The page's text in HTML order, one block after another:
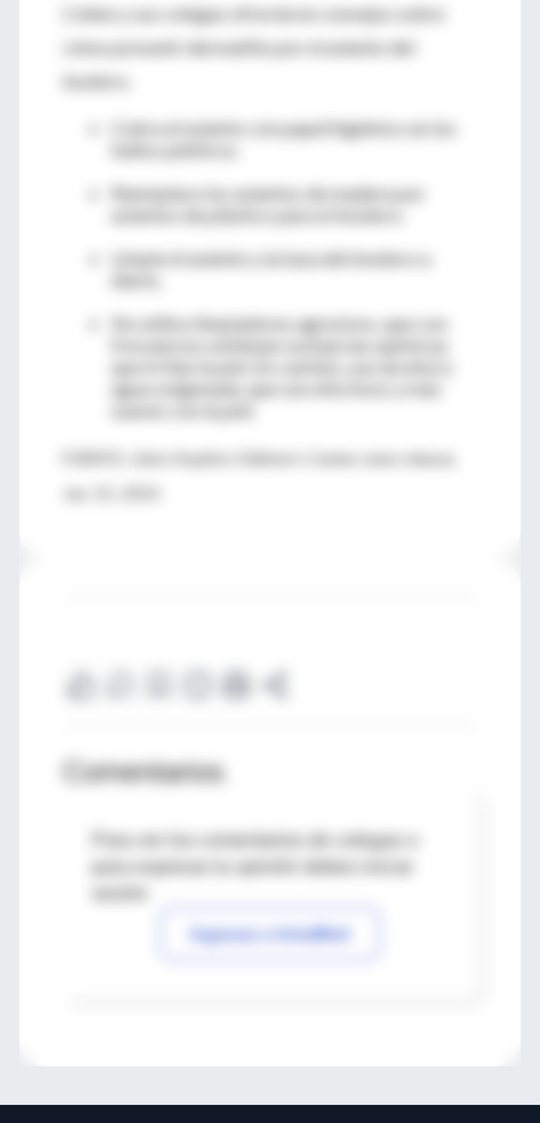
Cohen y sus colegas ofrecieron consejos sobre
cómo prevenir dermatitis por el asiento del
inodoro.
Cubra el asiento con papel higiénico en los
Reemplace los asientos de madera por
Limpie el asiento y la taza del inodoro a
No utilice limpiadores agresivos, que con
Comentarios
Para ver los comentarios de colegas o
Ingresar a IntraMed